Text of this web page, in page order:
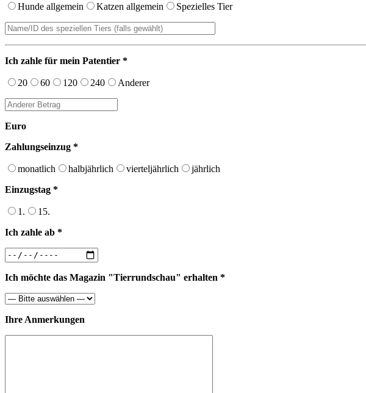
Hunde allgemein Katzen allgemein Spezielles Tier
Ich zahle für mein Patentier *
20 60 120 240 Anderer
Euro
Zahlungseinzug *
monatlich halbjährlich vierteljährlich
jährlich
Einzugstag *
1.
15.
Ich zahle ab *
Ich möchte das Magazin "Tierrundschau" erhalten *
Ihre Anmerkungen